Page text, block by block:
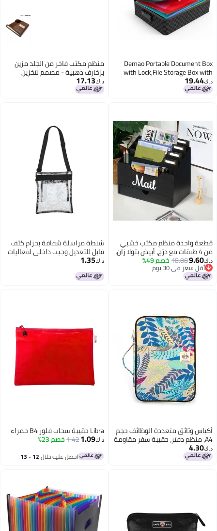
Demao Portable Document Box
with Lock,File Storage Box with
Waterproof Zipper,Thick Oxford
Document Organizer with Multi
د.ك‏19.44
منظم مكتب فاخر من الجلد مزين
بزخارف ذهبية - مصمم لتخزين
الأوراق والمستندات بحجم A4
بطريقة عملية
د.ك‏17.13
قطعة واحدة منظم مكتب خشبي
من 4 طبقات مع درّج، أبيض بتولا زان،
فرز بريد الملفات يحمل 8 رسائل،
نظام تخزين مكتب بسيط وقوي،
خشب متين لا يتطلب تجميع.
د.ك‏9.60
18.88خصم 49%
أقل سعر في 30 يوم
أقل سعر في 30 يوم
شنطة مراسلة شفافة بحزام كتف
قابل للتعديل وجيب داخلي لفعاليات
الرياضية - أسود
د.ك‏1.35
أكياس وثائق متعددة الوظائف حجم
A4، منظم دفتر، حقيبة سفر مقاومة
للماء، حقيبة مغلقة بسلاسل
للحواسيب المحمولة والدفاتر
د.ك‏4.30
Libra حقيبة سحاب فلور B4 حمراء
د.ك‏1.09
1.42خصم 23%
احصل عليه خلال 12 - 13